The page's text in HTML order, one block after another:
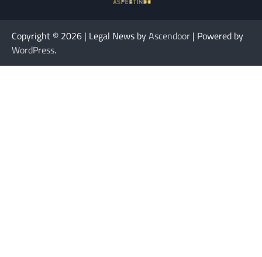
Copyright © 2026 | Legal News byAscendoor | Powered by
WordPress.